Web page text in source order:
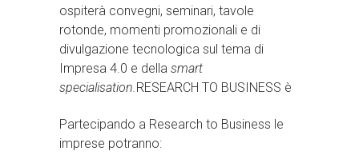
ospiterà convegni, seminari, tavole
rotonde, momenti promozionali e di
divulgazione tecnologica sul tema di
Impresa 4.0 e della smart
specialisation. RESEARCH TO BUSINESS è
Partecipando a Research to Business le
imprese potranno: